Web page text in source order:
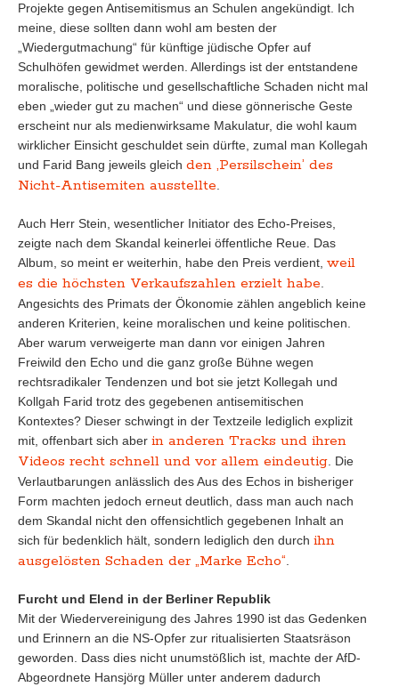
Projekte gegen Antisemitismus an Schulen angekündigt. Ich
meine, diese sollten dann wohl am besten der
„Wiedergutmachung“ für künftige jüdische Opfer auf
Schulhöfen gewidmet werden. Allerdings ist der entstandene
moralische, politische und gesellschaftliche Schaden nicht mal
eben „wieder gut zu machen“ und diese gönnerische Geste
erscheint nur als medienwirksame Makulatur, die wohl kaum
wirklicher Einsicht geschuldet sein dürfte, zumal man Kollegah
und Farid Bang jeweils gleich den ,Persilschein’ des
Nicht-Antisemiten ausstellte
Auch Herr Stein, wesentlicher Initiator des Echo-Preises,
zeigte nach dem Skandal keinerlei öffentliche Reue. Das
Album, so meint er weiterhin, habe den Preis verdient, weil
es die höchsten Verkaufszahlen erzielt habe
Angesichts des Primats der Ökonomie zählen angeblich keine
anderen Kriterien, keine moralischen und keine politischen.
Aber warum verweigerte man dann vor einigen Jahren
Freiwild den Echo und die ganz große Bühne wegen
rechtsradikaler Tendenzen und bot sie jetzt Kollegah und
Kollgah Farid trotz des gegebenen antisemitischen
Kontextes? Dieser schwingt in der Textzeile lediglich explizit
mit, offenbart sich aber in anderen Tracks und ihren
Videos recht schnell und vor allem eindeutig . Die
Verlautbarungen anlässlich des Aus des Echos in bisheriger
Form machten jedoch erneut deutlich, dass man auch nach
dem Skandal nicht den offensichtlich gegebenen Inhalt an
sich für bedenklich hält, sondern lediglich den durch ihn
ausgelösten Schaden der „Marke Echo“
Furcht und Elend in der Berliner Republik
Mit der Wiedervereinigung des Jahres 1990 ist das Gedenken
und Erinnern an die NS-Opfer zur ritualisierten Staatsräson
geworden. Dass dies nicht unumstößlich ist, machte der AfD-
Abgeordnete Hansjörg Müller unter anderem dadurch